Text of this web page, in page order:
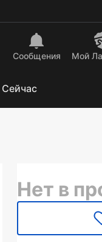
Сообщения Mой
Нет в